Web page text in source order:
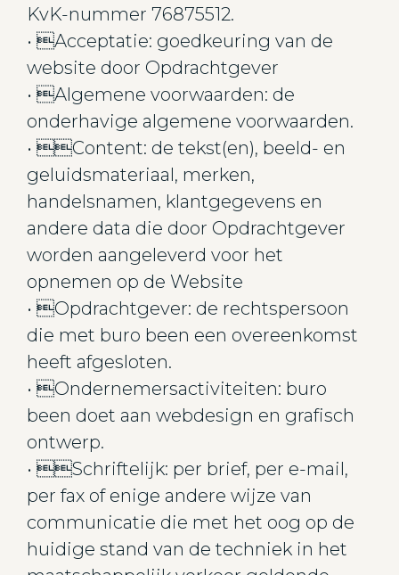
KvK-nummer 76875512.
• Acceptatie: goedkeuring van de
website door Opdrachtgever
• Algemene voorwaarden: de
onderhavige algemene voorwaarden.
• Content: de tekst(en), beeld- en
geluidsmateriaal, merken,
handelsnamen, klantgegevens en
andere data die door Opdrachtgever
worden aangeleverd voor het
opnemen op de Website
• Opdrachtgever: de rechtspersoon
die met buro been een overeenkomst
heeft afgesloten.
• Ondernemersactiviteiten: buro
been doet aan webdesign en grafisch
ontwerp.
• Schriftelijk: per brief, per e-mail,
per fax of enige andere wijze van
communicatie die met het oog op de
huidige stand van de techniek in het